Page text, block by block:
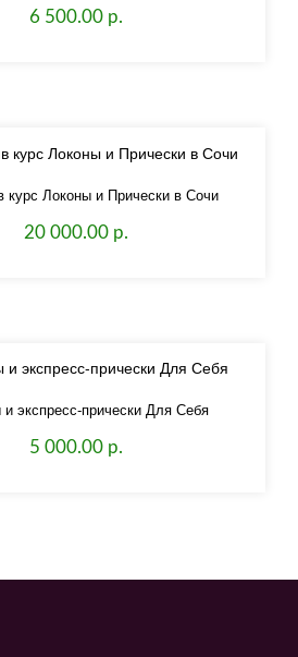
6 500.00 р.
курс Локоны и Прически в Сочи
20 000.00 р.
экспресс-прически Для Себя
5 000.00 р.